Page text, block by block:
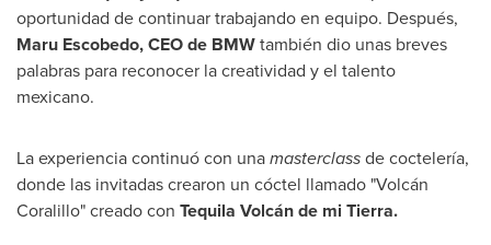
oportunidad de continuar trabajando en equipo. Después,
Maru Escobedo, CEO de BMWtambién dio unas breves
palabras para reconocer la creatividad y el talento
mexicano.
La experiencia continuó con unamasterclassde coctelería,
donde las invitadas crearon un cóctel llamado "Volcán
Coralillo" creado con Tequila Volcán de mi Tierra.